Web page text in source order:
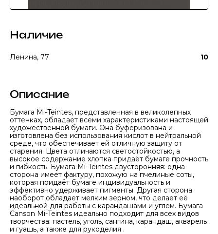
Наличие
Ленина, 77 10
Описание
Бумага Mi-Teintes, представленная в великолепных
оттенках, обладает всеми характеристиками настоящей
художественной бумаги. Она буферизована и
изготовлена без использования кислот в нейтральной
среде, что обеспечивает ей отличную защиту от
старения. Цвета отличаются светостойкостью, а
высокое содержание хлопка придаёт бумаге прочность
и гибкость. Бумага Mi-Teintes двусторонняя: одна
сторона имеет фактуру, похожую на пчелиные соты,
которая придаёт бумаге индивидуальность и
эффективно удерживает пигменты. Другая сторона
наоборот обладает мелким зерном, что делает её
идеальной для работы с карандашами и углем. Бумага
Canson Mi-Teintes идеально подходит для всех видов
творчества: пастель, уголь, сангина, карандаш, акварель
и гуашь, а также для рукоделия .